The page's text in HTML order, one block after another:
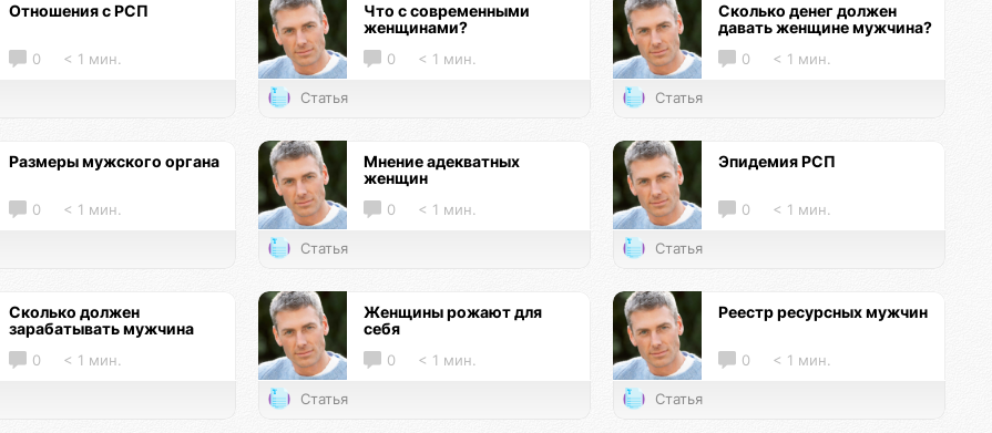
Отношения с РСП
0 < 1 мин.
Что с современными
женщинами?
0 < 1 мин.
Статья
Сколько денег должен
давать женщине мужчина?
0 < 1 мин.
Статья
Размеры мужского органа
0 < 1 мин.
Мнение адекватных
женщин
0 < 1 мин.
Статья
Эпидемия РСП
0 < 1 мин.
Статья
Сколько должен
зарабатывать мужчина
0 < 1 мин.
Женщины рожают для
себя
0 < 1 мин.
Статья
Реестр ресурсных мужчин
0 < 1 мин.
Статья